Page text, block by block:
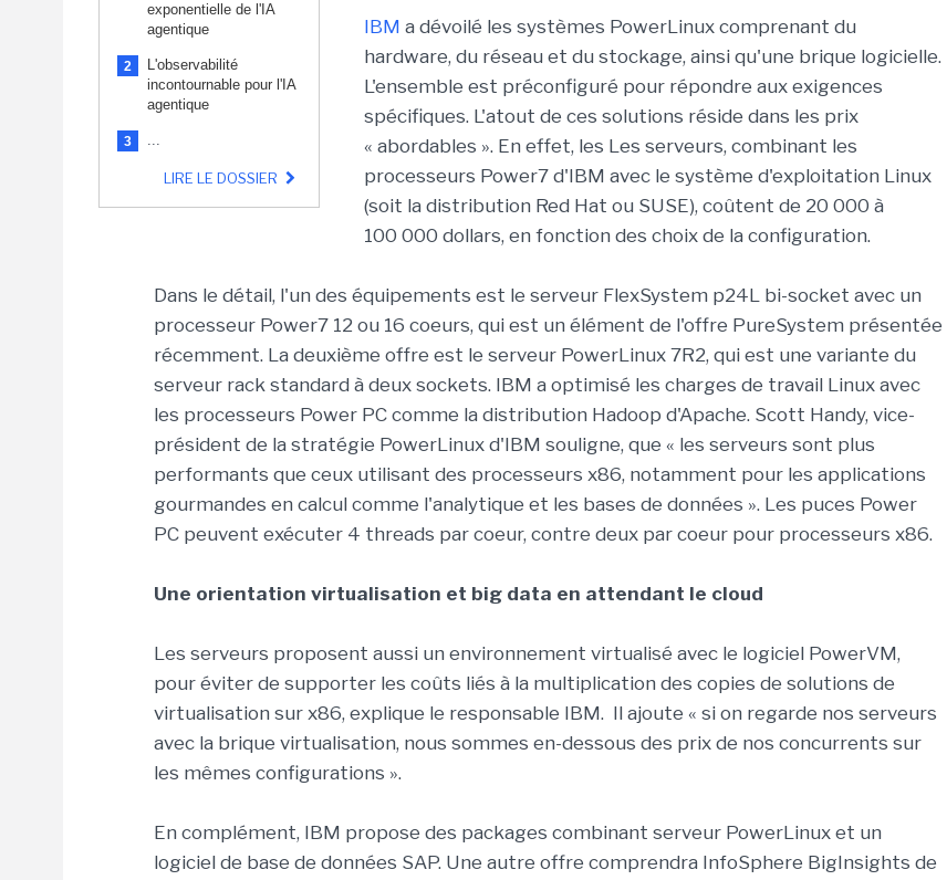
exponentielle de l'IA
agentique
2
L'observabilité
incontournable pour l'IA
agentique
3 ...
LIRE LE DOSSIER
IBM a dévoilé les systèmes PowerLinux comprenant du
hardware, du réseau et du stockage, ainsi qu'une brique logicielle.
L'ensemble est préconfiguré pour répondre aux exigences
spécifiques. L'atout de ces solutions réside dans les prix
« abordables ». En effet, les Les serveurs, combinant les
processeurs Power7 d'IBM avec le système d'exploitation Linux
(soit la distribution Red Hat ou SUSE), coûtent de 20 000 à
100 000 dollars, en fonction des choix de la configuration.
Dans le détail, l'un des équipements est le serveur FlexSystem p24L bi-socket avec un
processeur Power7 12 ou 16 coeurs, qui est un élément de l'offre PureSystem présentée
récemment. La deuxième offre est le serveur PowerLinux 7R2, qui est une variante du
serveur rack standard à deux sockets. IBM a optimisé les charges de travail Linux avec
les processeurs Power PC comme la distribution Hadoop d'Apache. Scott Handy, vice-
président de la stratégie PowerLinux d'IBM souligne, que « les serveurs sont plus
performants que ceux utilisant des processeurs x86, notamment pour les applications
gourmandes en calcul comme l'analytique et les bases de données ». Les puces Power
PC peuvent exécuter 4 threads par coeur, contre deux par coeur pour processeurs x86.
Une orientation virtualisation et big data en attendant le cloud
Les serveurs proposent aussi un environnement virtualisé avec le logiciel PowerVM,
pour éviter de supporter les coûts liés à la multiplication des copies de solutions de
virtualisation sur x86, explique le responsable IBM. Il ajoute « si on regarde nos serveurs
avec la brique virtualisation, nous sommes en-dessous des prix de nos concurrents sur
les mêmes configurations ».
En complément, IBM propose des packages combinant serveur PowerLinux et un
logiciel de base de données SAP. Une autre offre comprendra InfoSphere BigInsights de